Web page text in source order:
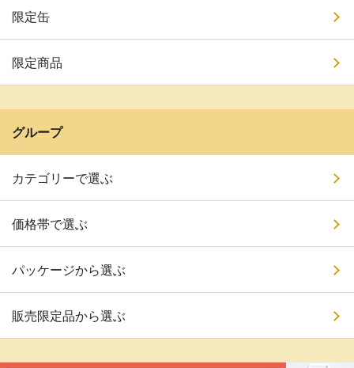
限定缶
限定商品
グループ
カテゴリーで選ぶ
価格帯で選ぶ
パッケージから選ぶ
販売限定品から選ぶ